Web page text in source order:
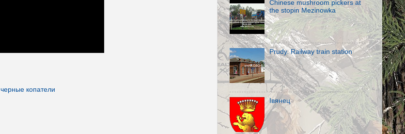
черные копатели
Chinese mushroom pickers at
the stopin Mezinowka
Prudy. Railway train station
Івянец